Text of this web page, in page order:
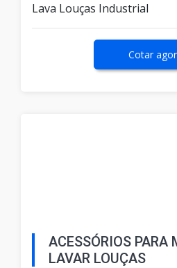
Lava Louças Industrial
Cotar
ACESSÓRIOS PARA
LAVAR LOUÇAS